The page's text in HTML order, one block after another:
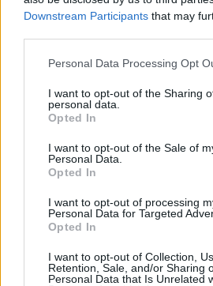
Downstream Participants that may
Please note that this website/app
not limited to your visit or usage
grant or deny consent to Google and
use your data for below specified
consent section.
Personal Data Processing Opt
I want to opt-out of the Sharing
personal data.
Opted In
I want to opt-out of the Sale of
Personal Data.
Opted In
I want to opt-out of processing
Personal Data for Targeted
Opted In
I want to opt-out of Collection,
Retention, Sale, and/or Sharing
Personal Data that Is Unrelated
HÍREK 4 órája